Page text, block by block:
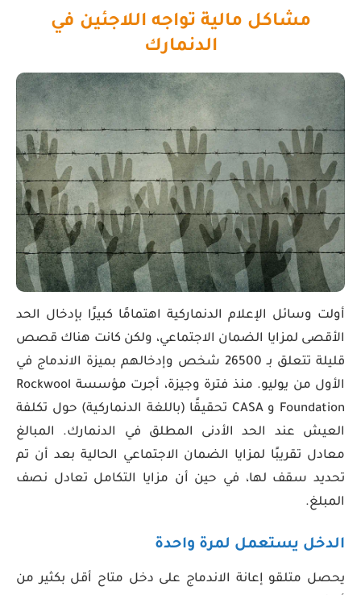
مشاكل مالية تواجه اللاجئين في
الدنمارك
أولت وسائل الإعلام الدنماركية اهتمامًا كبيرًا بإدخال الحد
الأقصى لمزايا الضمان الاجتماعي، ولكن كانت هناك قصص
قليلة تتعلق بـ 26500 شخص وإدخالهم بميزة الاندماج في
الأول من يوليو. منذ فترة وجيزة، أجرت مؤسسة Rockwool
Foundation و CASA تحقيقًا (باللغة الدنماركية) حول تكلفة
العيش عند الحد الأدنى المطلق في الدنمارك. المبالغ
معادل تقريبًا لمزايا الضمان الاجتماعي الحالية بعد أن تم
تحديد سقف لها، في حين أن مزايا التكامل تعادل نصف
المبلغ.
الدخل يستعمل لمرة واحدة
يحصل متلقو إعانة الاندماج على دخل متاح أقل بكثير من